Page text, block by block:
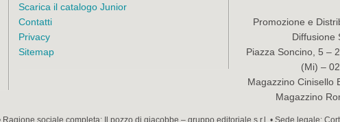
Scarica il catalogo Junior
Contatti
Privacy
Sitemap
Promozione e
Diffusione
Piazza Soncino, 5 –
(Mi) –
Magazzino Cinisello
Magazzino